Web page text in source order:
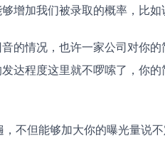
增加我们被录取的概率，比如
的情况，也许一家公司对你
达程度这里就不啰嗦了，你
不但能够加大你的曝光量说